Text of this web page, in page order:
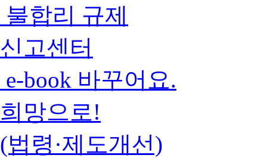
불합리 규제
신고센터
e-book 바꾸어요.
희망으로!
(법령·제도개선)